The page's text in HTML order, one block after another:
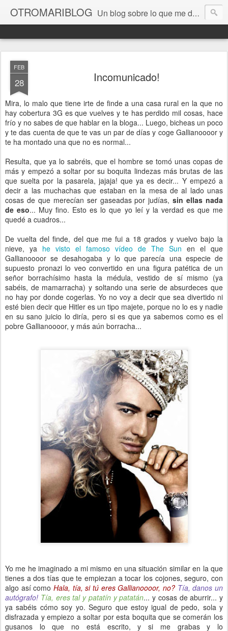
OTROMARIBLOG Un blog sobre lo que me da la gana, así en general, desde lo personal a cuestiones LGTB, vamos, mis mariconadas y esas cosas del Orgullo, la reivindicación y, en general, de reclamar las cosas que son justas y que cada cual haga lo que le venga en gana siempre que no moleste al vecino; cosas que ver, visitar... algún viaje... de todo un poco. Ah, y aquí a las chivatas no las queremos ver ni en pintura.
FEB
28 Incomunicado!
Mira, lo malo que tiene irte de finde a una casa rural en la que no
hay cobertura 3G es que vuelves y te has perdido mil cosas, hace
frío y no sabes de que hablar en la bloga... Luego, bicheas un poco
y te das cuenta de que te vas un par de días y coge Gallianoooor y
te ha montado una que no es normal...
Resulta, que ya lo sabréis, que el hombre se tomó unas copas de
más y empezó a soltar por su boquita lindezas más brutas de las
que suelta por la pasarela, jajaja! que ya es decir... Y empezó a
decir a las muchachas que estaban en la mesa de al lado unas
cosas de que merecían ser gaseadas por judías, sin ellas nada
de eso... Muy fino. Esto es lo que yo leí y la verdad es que me
quedé a cuadros...
De vuelta del finde, del que me fui a 18 grados y vuelvo bajo la
nieve, ya he visto el famoso vídeo de The Sun en el que
Gallianoooor se desahogaba y lo que parecía una especie de
supuesto pronazi lo veo convertido en una figura patética de un
señor borrachísimo hasta la médula, vestido de sí mismo (ya
sabéis, de mamarracha) y soltando una serie de absurdeces que
no hay por donde cogerlas. Yo no voy a decir que sea divertido ni
esté bien decir que Hitler es un tipo majete, porque no lo es y nadie
en su sano juicio lo diría, pero si es que ya sabemos como es el
pobre Gallianoooor, y más aún borracha...
Yo me he imaginado a mi mismo en una situación similar en la que
tienes a dos tías que te empiezan a tocar los cojones, seguro, con
algo así como Hala, tía, si tú eres Gallianoooor, no? Tía, danos un
autógrafo! Tía, eres tal y patatín y patatán... y cosas de aburrir... y
ya sabéis cómo soy yo. Seguro que estoy igual de pedo, sola y
disfrazada y empiezo a soltar por esta boquita que se comerán los
gusanos lo que no está escrito, y si me grabas y lo